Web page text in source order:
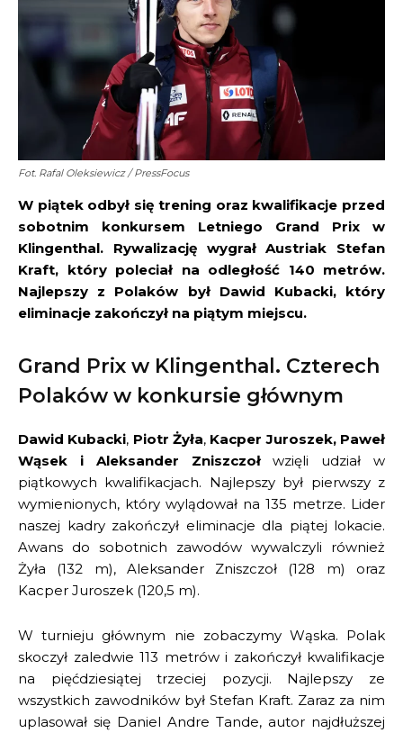
Fot. Rafal Oleksiewicz / PressFocus
W piątek odbył się trening oraz kwalifikacje przed
sobotnim konkursem Letniego Grand Prix w
Klingenthal. Rywalizację wygrał Austriak Stefan
Kraft, który poleciał na odległość 140 metrów.
Najlepszy z Polaków był Dawid Kubacki, który
eliminacje zakończył na piątym miejscu.
Grand Prix w Klingenthal. Czterech
Polaków w konkursie głównym
Dawid Kubacki, Piotr Żyła, Kacper Juroszek, Paweł
Wąsek i Aleksander Zniszczołwzięli udział w
piątkowych kwalifikacjach. Najlepszy był pierwszy z
wymienionych, który wylądował na 135 metrze. Lider
naszej kadry zakończył eliminacje dla piątej lokacie.
Awans do sobotnich zawodów wywalczyli również
Żyła (132 m), Aleksander Zniszczoł (128 m) oraz
Kacper Juroszek (120,5 m).
W turnieju głównym nie zobaczymy Wąska. Polak
skoczył zaledwie 113 metrów i zakończył kwalifikacje
na pięćdziesiątej trzeciej pozycji. Najlepszy ze
wszystkich zawodników był Stefan Kraft. Zaraz za nim
uplasował się Daniel Andre Tande, autor najdłuższej